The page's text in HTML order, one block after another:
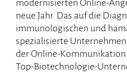
neue Jahr. Das auf die
immunologischen und
spezialisierte
der Online-
Top-Biotechnologie-